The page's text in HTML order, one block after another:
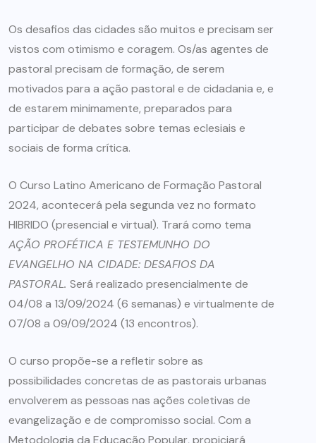
Os desafios das cidades são muitos e precisam ser
vistos com otimismo e coragem. Os/as agentes de
pastoral precisam de formação, de serem
motivados para a ação pastoral e de cidadania e, e
de estarem minimamente, preparados para
participar de debates sobre temas eclesiais e
sociais de forma crítica.
O Curso Latino Americano de Formação Pastoral
2024, acontecerá pela segunda vez no formato
HIBRIDO (presencial e virtual). Trará como tema
AÇÃO PROFÉTICA E TESTEMUNHO DO
EVANGELHO NA CIDADE: DESAFIOS DA
PASTORAL. Será realizado presencialmente de
04/08 a 13/09/2024 (6 semanas) e virtualmente de
07/08 a 09/09/2024 (13 encontros).
O curso propõe-se a refletir sobre as
possibilidades concretas de as pastorais urbanas
envolverem as pessoas nas ações coletivas de
evangelização e de compromisso social. Com a
Metodologia da Educação Popular, propiciará